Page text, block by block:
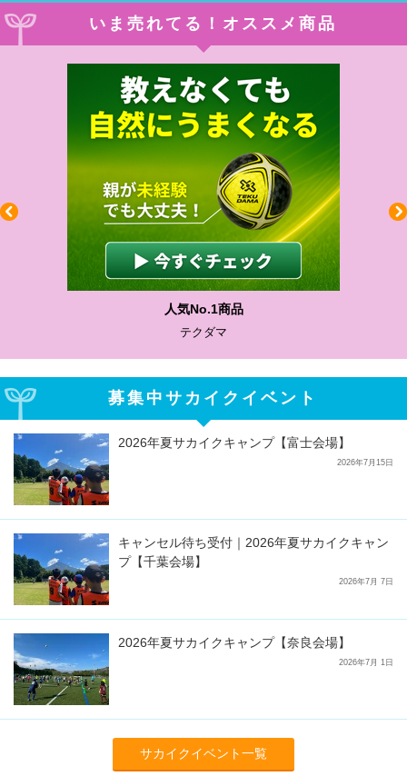
いま売れてる！オススメ商品
わかりやすい質問に沿って書ける
サカイクサッカーノート
募集中サカイクイベント
2026年夏サカイクキャンプ【富士会場】
2026年7月15日
キャンセル待ち受付｜2026年夏サカイクキャン
プ【千葉会場】
2026年7月 7日
2026年夏サカイクキャンプ【奈良会場】
2026年7月 1日
サカイクイベント一覧